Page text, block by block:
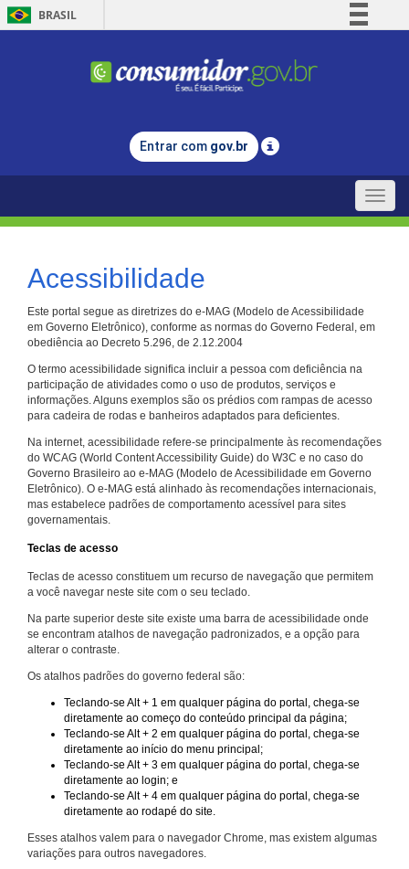
BRASIL
Comunica BR
Legislação
Entrar com gov.br
Toggle
Acessibilidade
Este portal segue as diretrizes do e-MAG (Modelo de Acessibilidade
em Governo Eletrônico), conforme as normas do Governo Federal, em
obediência ao Decreto 5.296, de 2.12.2004
O termo acessibilidade significa incluir a pessoa com deficiência na
participação de atividades como o uso de produtos, serviços e
informações. Alguns exemplos são os prédios com rampas de acesso
para cadeira de rodas e banheiros adaptados para deficientes.
Na internet, acessibilidade refere-se principalmente às recomendações
do WCAG (World Content Accessibility Guide) do W3C e no caso do
Governo Brasileiro ao e-MAG (Modelo de Acessibilidade em Governo
Eletrônico). O e-MAG está alinhado às recomendações internacionais,
mas estabelece padrões de comportamento acessível para sites
governamentais.
Teclas de acesso
Teclas de acesso constituem um recurso de navegação que permitem
a você navegar neste site com o seu teclado.
Na parte superior deste site existe uma barra de acessibilidade onde
se encontram atalhos de navegação padronizados, e a opção para
alterar o contraste.
Os atalhos padrões do governo federal são:
Teclando-se Alt + 1 em qualquer página do portal, chega-se
diretamente ao começo do conteúdo principal da página;
Teclando-se Alt + 2 em qualquer página do portal, chega-se
diretamente ao início do menu principal;
Teclando-se Alt + 3 em qualquer página do portal, chega-se
diretamente ao login; e
Teclando-se Alt + 4 em qualquer página do portal, chega-se
diretamente ao rodapé do site.
Esses atalhos valem para o navegador Chrome, mas existem algumas
variações para outros navegadores.